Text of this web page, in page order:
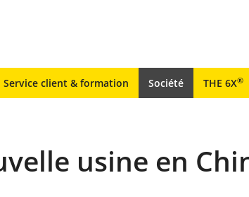
Service client & formation Société THE 6X®
usine en